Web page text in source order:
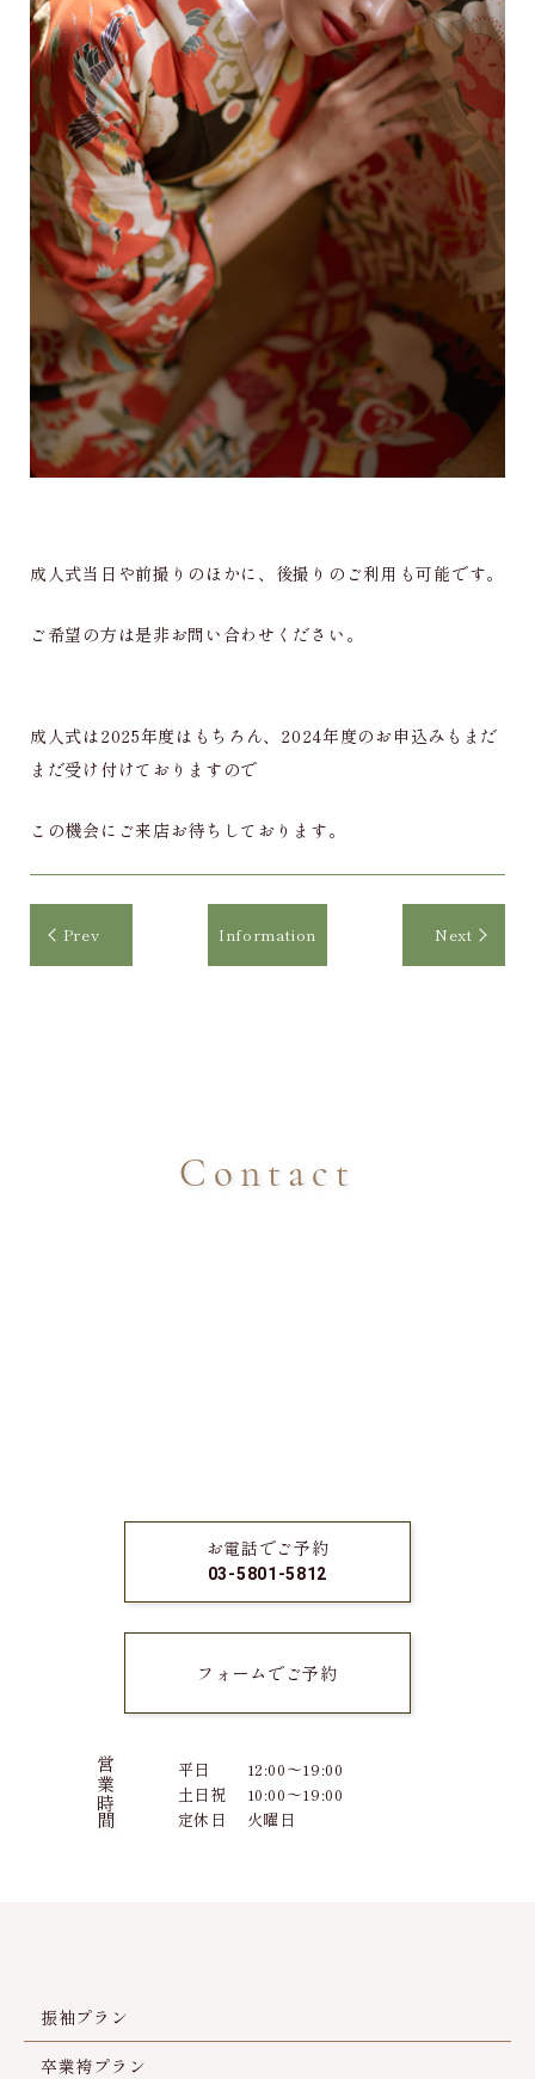
成人式当日や前撮りのほかに、後撮りのご利用も可能です。
ご希望の方は是非お問い合わせください。
成人式は2025年度はもちろん、2024年度のお申込みもまだ
まだ受け付けておりますので
この機会にご来店お待ちしております。
Prev Information Next
Contact
お電話でご予約
03-5801-5812
フォームでご予約
営業時間 平日
12:00～19:00
土日祝
10:00～19:00
定休日
火曜日
振袖プラン
卒業袴プラン